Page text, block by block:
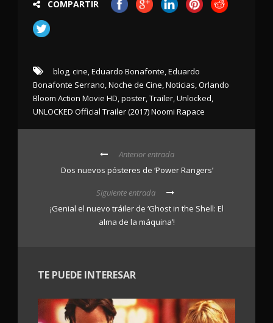
COMPARTIR
blog,cine,Eduardo Bonafonte,Eduardo
Bonafonte Serrano,Noche de Cine,Noticias,Orlando
Bloom Action Movie HD,poster,Trailer,Unlocked,
UNLOCKED Official Trailer (2017) Noomi Rapace
Anterior entrada
Dos nuevos pósteres de ‘Power Rangers’
Siguiente entrada
¡Genial el nuevo tráiler de ‘Ghost in the Shell: El
alma de la máquina’!
TE PUEDE INTERESAR